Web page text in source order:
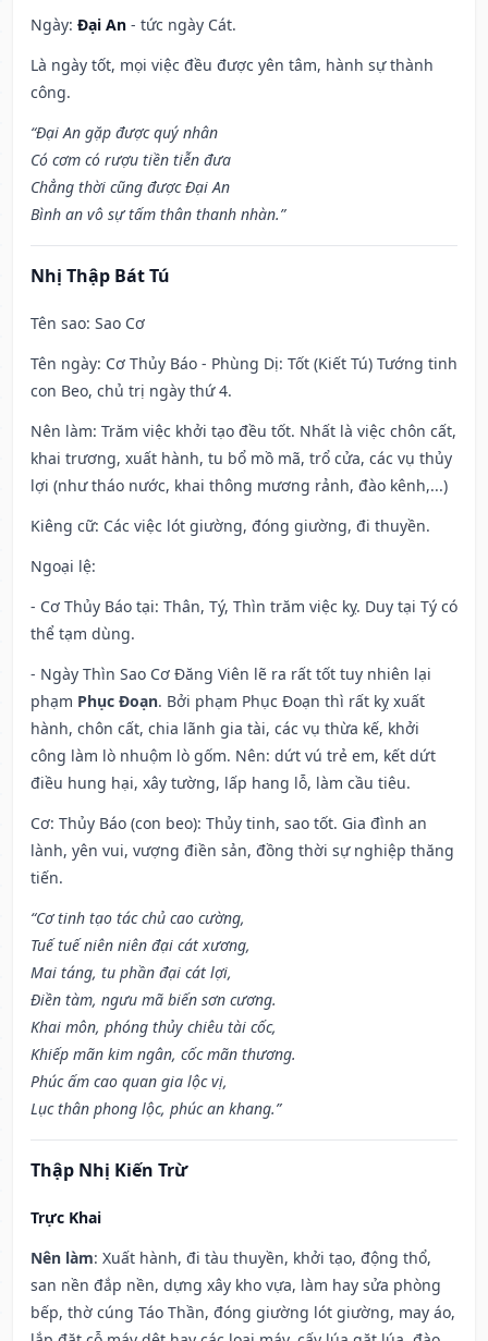
Ngày: Đại An - tức ngày Cát.
Là ngày tốt, mọi việc đều được yên tâm, hành sự thành
công.
“Đại An gặp được quý nhân
Có cơm có rượu tiền tiễn đưa
Chẳng thời cũng được Đại An
Bình an vô sự tấm thân thanh nhàn.”
Nhị Thập Bát Tú
Tên sao: Sao Cơ
Tên ngày: Cơ Thủy Báo - Phùng Dị: Tốt (Kiết Tú) Tướng tinh
con Beo, chủ trị ngày thứ 4.
Nên làm: Trăm việc khởi tạo đều tốt. Nhất là việc chôn cất,
khai trương, xuất hành, tu bổ mồ mã, trổ cửa, các vụ thủy
lợi (như tháo nước, khai thông mương rảnh, đào kênh,...)
Kiêng cữ: Các việc lót giường, đóng giường, đi thuyền.
Ngoại lệ:
- Cơ Thủy Báo tại: Thân, Tý, Thìn trăm việc kỵ. Duy tại Tý có
thể tạm dùng.
- Ngày Thìn Sao Cơ Đăng Viên lẽ ra rất tốt tuy nhiên lại
phạm Phục Đoạn. Bởi phạm Phục Đoạn thì rất kỵ xuất
hành, chôn cất, chia lãnh gia tài, các vụ thừa kế, khởi
công làm lò nhuộm lò gốm. Nên: dứt vú trẻ em, kết dứt
điều hung hại, xây tường, lấp hang lỗ, làm cầu tiêu.
Cơ: Thủy Báo (con beo): Thủy tinh, sao tốt. Gia đình an
lành, yên vui, vượng điền sản, đồng thời sự nghiệp thăng
tiến.
“Cơ tinh tạo tác chủ cao cường,
Tuế tuế niên niên đại cát xương,
Mai táng, tu phần đại cát lợi,
Điền tàm, ngưu mã biến sơn cương.
Khai môn, phóng thủy chiêu tài cốc,
Khiếp mãn kim ngân, cốc mãn thương.
Phúc ấm cao quan gia lộc vị,
Lục thân phong lộc, phúc an khang.”
Thập Nhị Kiến Trừ
Trực Khai
Nên làm: Xuất hành, đi tàu thuyền, khởi tạo, động thổ,
san nền đắp nền, dựng xây kho vựa, làm hay sửa phòng
bếp, thờ cúng Táo Thần, đóng giường lót giường, may áo,